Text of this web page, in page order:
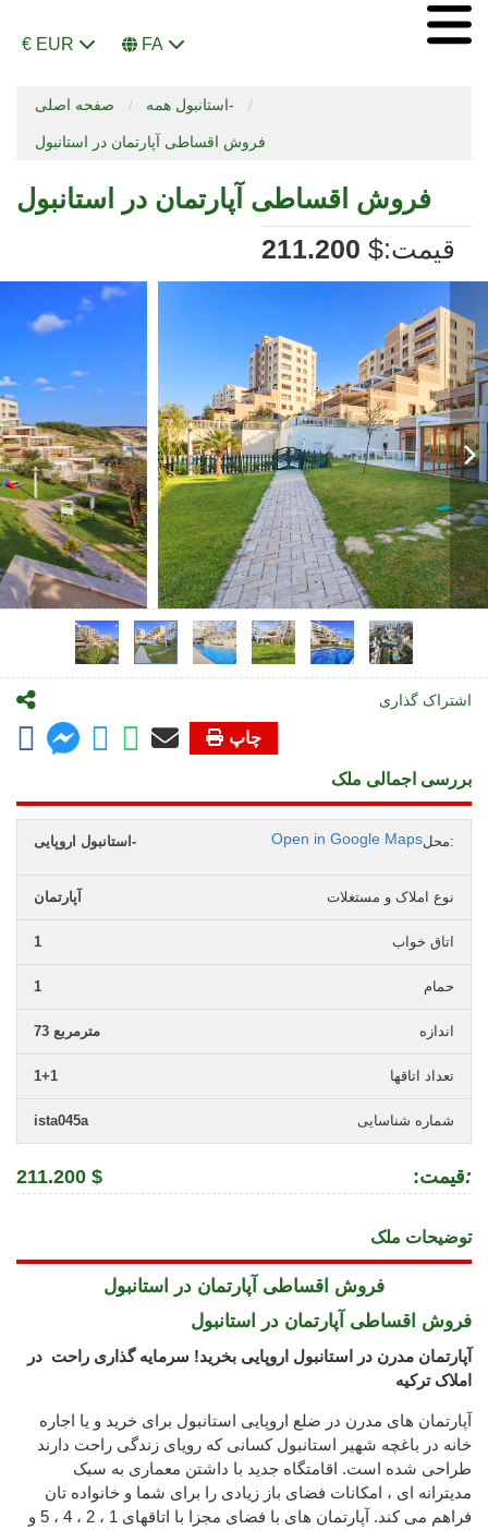
€ EUR FA
صفحه اصلی استانبول همه-
فروش اقساطی آپارتمان در استانبول
فروش اقساطی آپارتمان در استانبول
:قیمت
211.200 $
اشتراک گذاری
چاپ
بررسی اجمالی ملک
محل: استانبول اروپایی- Open in Google Maps
نوع املاک و مستغلات آپارتمان
اتاق خواب 1
حمام 1
اندازه 73 مترمربع
تعداد اتاقها 1+1
شماره شناسایی ista045a
:قیمت:
211.200 $
توضیحات ملک
فروش اقساطی آپارتمان در استانبول
فروش اقساطی آپارتمان در استانبول
آپارتمان مدرن در استانبول اروپایی بخرید! سرمایه گذاری راحت در
املاک ترکیه
آپارتمان های مدرن در ضلع اروپایی استانبول برای خرید و یا اجاره
خانه در باغچه شهیر استانبول کسانی که رویای زندگی راحت دارند
طراحی شده است. اقامتگاه جدید با داشتن معماری به سبک
مدیترانه ای ، امکانات فضای باز زیادی را برای شما و خانواده تان
فراهم می کند. آپارتمان های با فضای مجزا با اتاقهای 1 ، 2 ، 4 ، 5 و